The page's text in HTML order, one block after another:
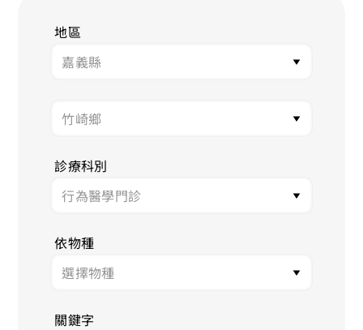
地區
診療科別
依物種
關鍵字